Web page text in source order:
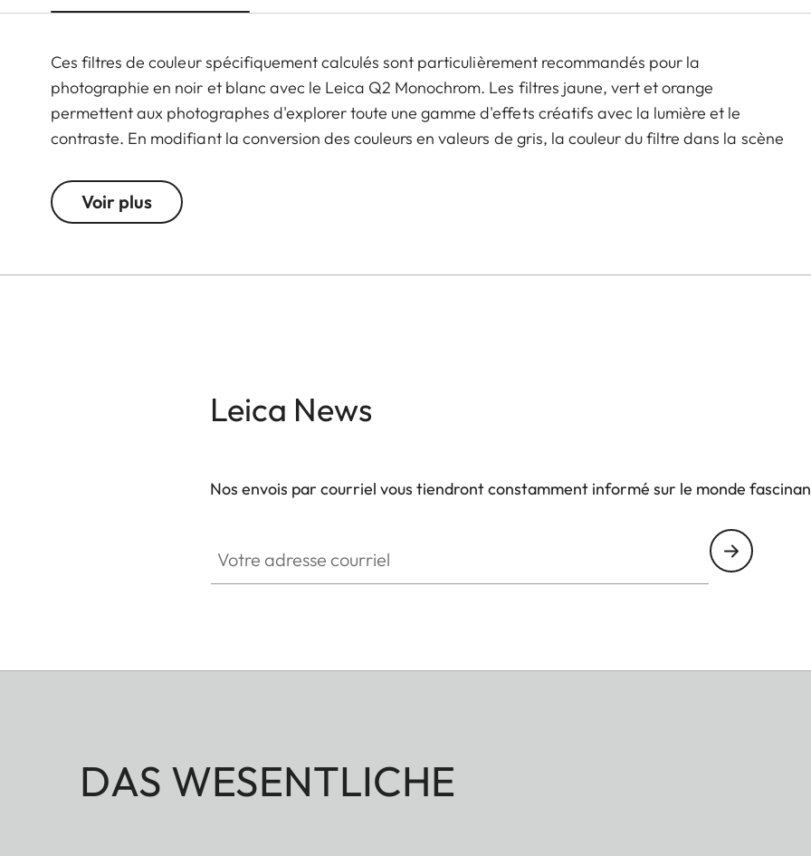
Ces filtres de couleur spécifiquement calculés sont particulièrement recommandés pour la
photographie en noir et blanc avec le Leica Q2 Monochrom. Les filtres jaune, vert et orange
permettent aux photographes d'explorer toute une gamme d'effets créatifs avec la lumière et le
contraste. En modifiant la conversion des couleurs en valeurs de gris, la couleur du filtre dans la scène
créer des ambiances uniques dans la photographie de paysages et de portraits. Dans le même temps,
le traitement multicouche réduit les reflets et assure une transmission élevée sans vignettage.
Voir plus
Leica News
Nos envois par courriel vous tiendront constamment informé sur le monde
DAS WESENTLICHE